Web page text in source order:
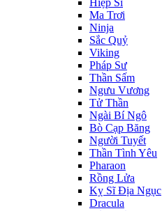
Hiệp Sĩ
Ma Trơi
Ninja
Sắc Quỷ
Viking
Pháp Sư
Thần Sấm
Ngưu Vương
Tử Thần
Ngài Bí Ngô
Bò Cạp Băng
Người Tuyết
Thần Tình Yêu
Pharaon
Rồng Lửa
Kỵ Sĩ Địa Ngục
Dracula